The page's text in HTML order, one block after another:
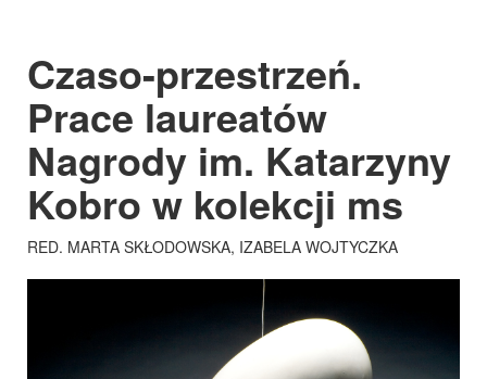
Czaso-przestrzeń.
Prace laureatów
Nagrody im. Katarzyny
Kobro w kolekcji ms
RED. MARTA SKŁODOWSKA, IZABELA WOJTYCZKA